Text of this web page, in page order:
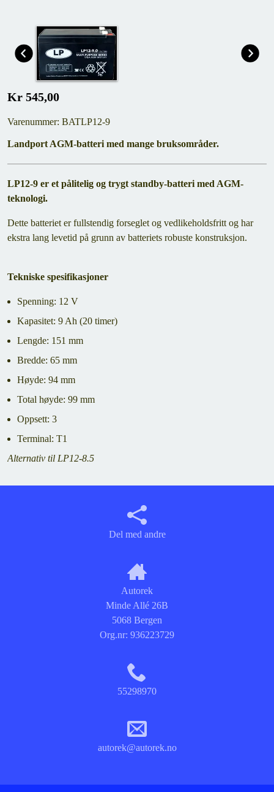
Kr 545,00
Varenummer: BATLP12-9
Landport AGM-batteri med mange bruksområder.
LP12-9 er et pålitelig og trygt standby-batteri med AGM-
teknologi.
Dette batteriet er fullstendig forseglet og vedlikeholdsfritt og har
ekstra lang levetid på grunn av batteriets robuste konstruksjon.
Tekniske spesifikasjoner
Spenning: 12 V
Kapasitet: 9 Ah (20 timer)
Lengde: 151 mm
Bredde: 65 mm
Høyde: 94 mm
Total høyde: 99 mm
Oppsett: 3
Terminal: T1
Alternativ til LP12-8.5
Del med andre
Autorek
Minde Allé 26B
5068 Bergen
Org.nr: 936223729
55298970
autorek@autorek.no